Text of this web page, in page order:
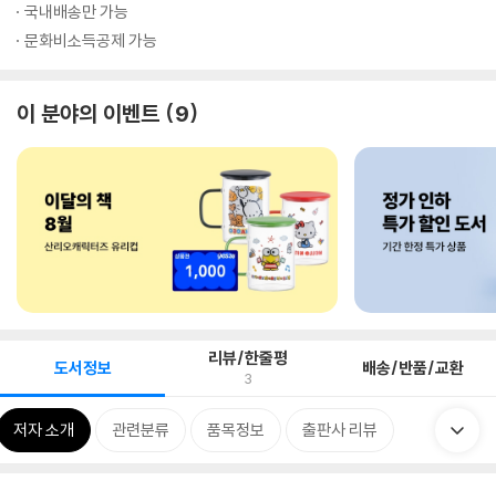
국내배송만 가능
문화비소득공제 가능
이 분야의 이벤트 9
도서정보 리뷰/한줄평
3 배송/반품/교환
저자 소개 관련분류 품목정보 출판사 리뷰